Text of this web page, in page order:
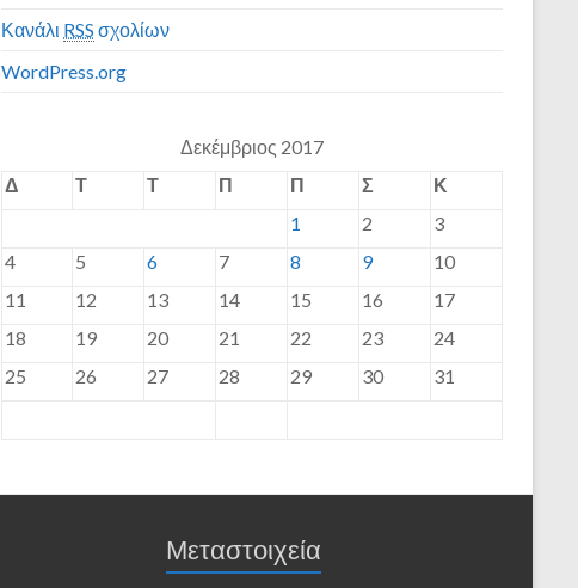
Κανάλι RSS σχολίων
WordPress.org
Δεκέμβριος 2017
Δ
Τ Τ Π Π Σ
Κ
1
2
3
4
5 6 7 8 9
10
11
12 13 14 15 16
17
18
19 20 21 22 23
24
25
26 27 28 29 30 31
Μεταστοιχεία